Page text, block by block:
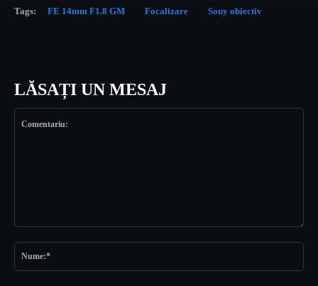
Tags: FE 14mm F1.8 GM Focalizare Sony obiectiv
LĂSAȚI UN MESAJ